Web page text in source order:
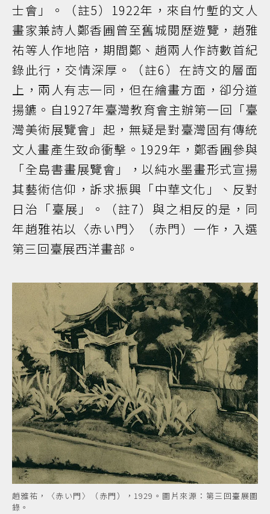
士會」。（註5）1922年，來自竹塹的文人
畫家兼詩人鄭香圃曾至舊城閱歷遊覽，趙雅
祐等人作地陪，期間鄭、趙兩人作詩數首紀
錄此行，交情深厚。（註6）在詩文的層面
上，兩人有志一同，但在繪畫方面，卻分道
揚鑣。自1927年臺灣教育會主辦第一回「臺
灣美術展覽會」起，無疑是對臺灣固有傳統
文人畫產生致命衝擊。1929年，鄭香圃參與
「全島書畫展覽會」，以純水墨畫形式宣揚
其藝術信仰，訴求振興「中華文化」、反對
日治「臺展」。（註7）與之相反的是，同
年趙雅祐以〈赤い門〉（赤門）一作，入選
第三回臺展西洋畫部。
趙雅祐，〈赤い門〉（赤門），1929。圖片來源：第三回臺展圖
錄。